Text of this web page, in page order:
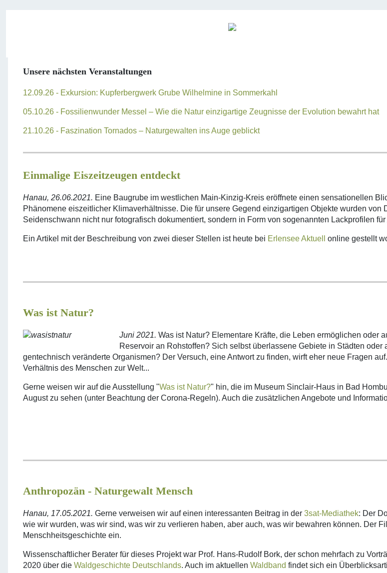
Unsere nächsten Veranstaltungen
12.09.26 - Exkursion: Kupferbergwerk Grube Wilhelmine in Sommerkahl
05.10.26 - Fossilienwunder Messel – Wie die Natur einzigartige Zeugnisse der Evolution bewahrt hat
21.10.26 - Faszination Tornados – Naturgewalten ins Auge geblickt
Einmalige Eiszeitzeugen entdeckt
Hanau, 26.06.2021. Eine Baugrube im westlichen Main-Kinzig-Kreis eröffnete einen sensationellen
Phänomene eiszeitlicher Klimaverhältnisse. Die für unsere Gegend einzigartigen Objekte wurden von
Seidenschwann nicht nur fotografisch dokumentiert, sondern in Form von sogenannten Lackprofilen
Ein Artikel mit der Beschreibung von zwei dieser Stellen ist heute bei Erlensee Aktuell online gestellt
Was ist Natur?
Juni 2021. Was ist Natur? Elementare Kräfte, die Leben ermöglichen oder
Reservoir an Rohstoffen? Sich selbst überlassene Gebiete in Städten
gentechnisch veränderte Organismen? Der Versuch, eine Antwort zu finden, wirft eher neue Fragen
Verhältnis des Menschen zur Welt...
Gerne weisen wir auf die Ausstellung "Was ist Natur?" hin, die im Museum Sinclair-Haus in Bad
August zu sehen (unter Beachtung der Corona-Regeln). Auch die zusätzlichen Angebote und
Anthropozän - Naturgewalt Mensch
Hanau, 17.05.2021. Gerne verweisen wir auf einen interessanten Beitrag in der 3sat-Mediathek: Der
wie wir wurden, was wir sind, was wir zu verlieren haben, aber auch, was wir bewahren können. Der
Menschheitsgeschichte ein.
Produktionsland
und
Wissenschaftlicher Berater für dieses Projekt war Prof. Hans-Rudolf Bork, der schon mehrfach zu
2020 über die Waldgeschichte Deutschlands. Auch im aktuellen Waldband findet sich ein